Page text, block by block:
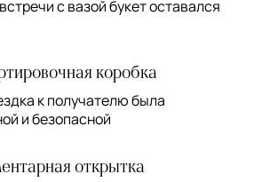
с вазой букет оставался
коробка
к получателю была
и безопасной
открытка